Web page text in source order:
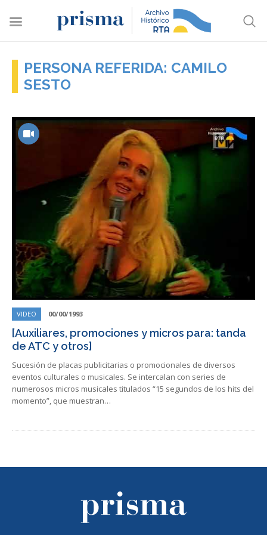
PERSONA REFERIDA: CAMILO
SESTO
VIDEO 00/00/1993
[Auxiliares, promociones y micros para: tanda
de ATC y otros]
Sucesión de placas publicitarias o promocionales de diversos
eventos culturales o musicales. Se intercalan con series de
numerosos micros musicales titulados “15 segundos de los hits del
momento”, que muestran…